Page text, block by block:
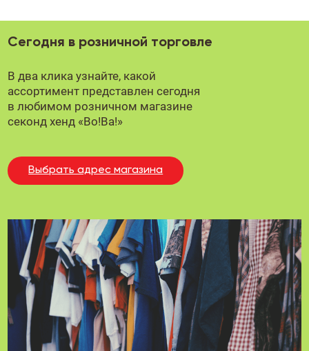
Сегодня в розничной торговле
В два клика узнайте, какой
ассортимент представлен сегодня
в любимом розничном магазине
секонд хенд «Во!Ва!»
Выбрать адрес магазина